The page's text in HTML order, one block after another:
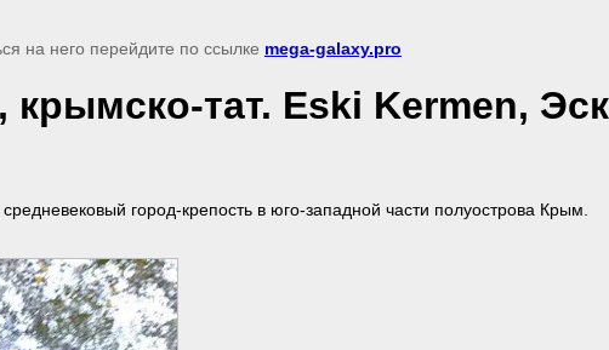
на него перейдите по ссылке mega-galaxy.pro
крымско-тат. Eski Kermen,
город-крепость в юго-западной части полуострова Крым.